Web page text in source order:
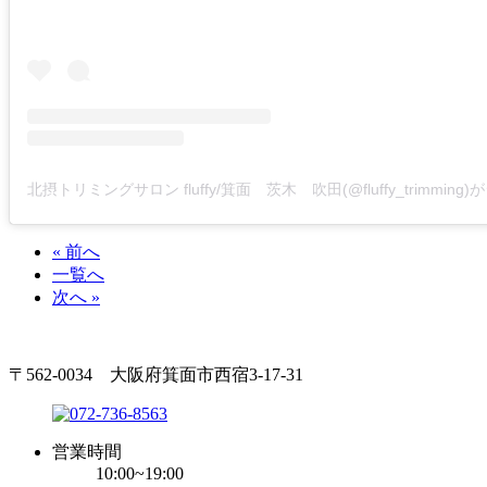
« 前へ
一覧へ
次へ »
〒562-0034 大阪府箕面市西宿3-17-31
営業時間
10:00~19:00